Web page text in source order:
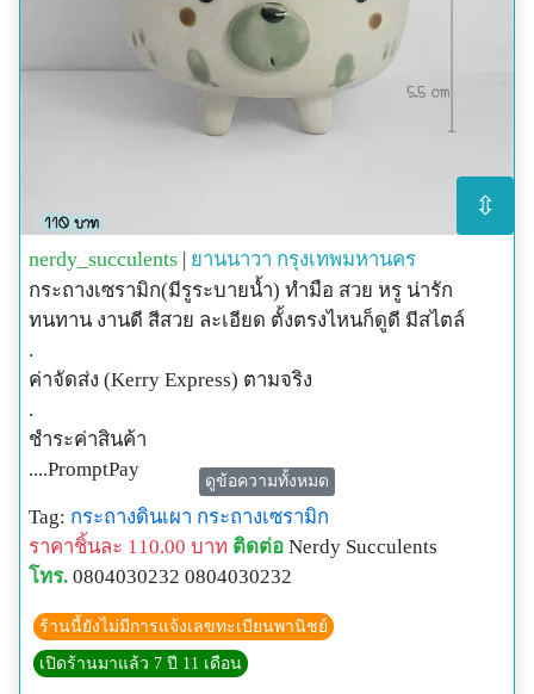
⇳
nerdy_succulents | ยานนาวา กรุงเทพมหานคร
กระถางเซรามิก(มีรูระบายน้ำ) ทำมือ สวย หรู น่ารัก
ทนทาน งานดี สีสวย ละเอียด ตั้งตรงไหนก็ดูดี มีสไตล์
.
ค่าจัดส่ง (Kerry Express) ตามจริง
.
ชำระค่าสินค้า
....PromptPay
....โอนเงินผ่านบัญชีธนาคาร (ที่ไม่ใช่กสิกรฯ)
....บัตรเครดิต/เดบิต (แจ้งด้วยนะคะ)
____________________________________________
______
มาเป็นเพื่อนกับ Nerdy Succulents กันนะคะ
Line : @nerdy-succulents
ดูข้อความทั้งหมด
Tag: กระถางดินเผา กระถางเซรามิก
ราคาชิ้นละ 110.00 บาท ติดต่อ Nerdy Succulents
โทร. 0804030232 0804030232
ร้านนี้ยังไม่มีการแจ้งเลขทะเบียนพานิชย์
เปิดร้านมาแล้ว 7 ปี 11 เดือน